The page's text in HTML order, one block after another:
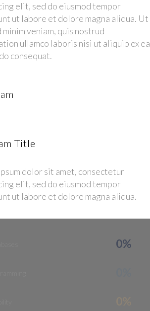
elit, sed do eiusmod tempor
ut labore et dolore magna aliqua. Ut
minim veniam, quis nostrud
ullamco laboris nisi ut aliquip ex ea
consequat.
Title
dolor sit amet, consectetur
elit, sed do eiusmod tempor
ut labore et dolore magna aliqua.
0%